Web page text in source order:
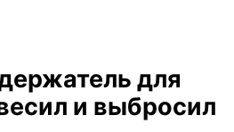
для
и выбросил